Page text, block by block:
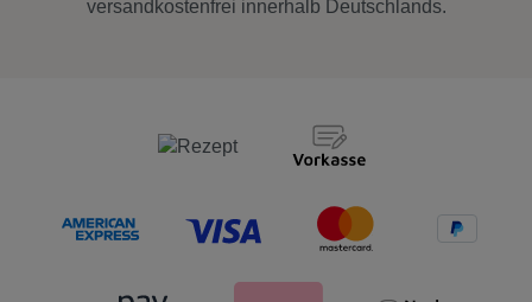
versandkostenfrei innerhalb Deutschlands.